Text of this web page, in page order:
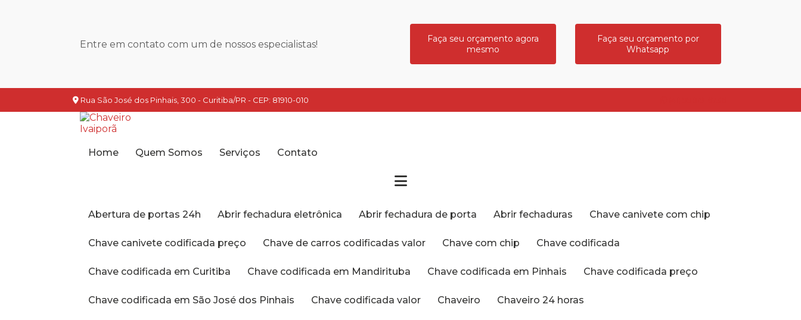
Entre em contato com um de nossos especialistas!
Faça seu orçamento agora
mesmo
Faça seu orçamento por
Whatsapp
Rua São José dos Pinhais, 300 - Curitiba/PR - CEP: 81910-010
Home Quem Somos Serviços Contato
Abertura de portas 24h Abrir fechadura eletrônica Abrir fechadura de porta Abrir fechaduras Chave canivete com chip
Chave canivete codificada preço Chave de carros codificadas valor Chave com chip Chave codificada
Chave codificada em Curitiba Chave codificada em Mandirituba Chave codificada em Pinhais Chave codificada preço
Chave codificada em São José dos Pinhais Chave codificada valor Chaveiro Chaveiro 24 horas